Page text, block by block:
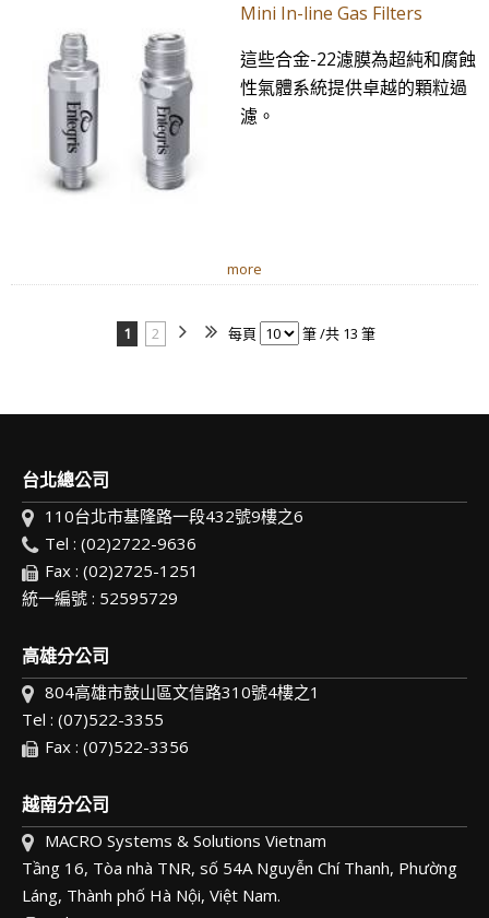
Mini In-line Gas Filters
這些合金-22濾膜為超純和腐蝕
性氣體系統提供卓越的顆粒過
濾。
more
1 2 每頁 筆 /共 13 筆
台北總公司
110台北市基隆路一段432號9樓之6
Tel : (02)2722-9636
Fax : (02)2725-1251
統一編號 : 52595729
高雄分公司
804高雄市鼓山區文信路310號4樓之1
Tel : (07)522-3355
Fax : (07)522-3356
越南分公司
MACRO Systems & Solutions Vietnam
Tầng 16, Tòa nhà TNR, số 54A Nguyễn Chí Thanh, Phường
Láng, Thành phố Hà Nội, Việt Nam.